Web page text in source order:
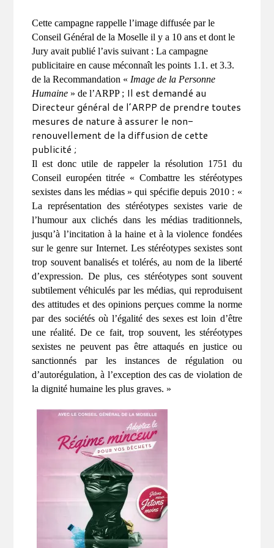
Cette campagne rappelle l’image diffusée par le
Conseil Général de la Moselle il y a 10 ans et dont le
Jury avait publié l’avis suivant : La campagne
publicitaire en cause méconnaît les points 1.1. et 3.3.
de la Recommandation « Image de la Personne
Humaine » de l’ARPP ; Il est demandé au
Directeur général de l’ARPP de prendre toutes
mesures de nature à assurer le non-
renouvellement de la diffusion de cette
publicité ;
Il estdoncutile de rappeler la résolution 1751 du
Conseil européen titrée « Combattre les stéréotypes
sexistes dans les médias » qui spécifie depuis 2010 : «
La représentation des stéréotypes sexistes varie de
l’humour aux clichés dans les médias traditionnels,
jusqu’à l’incitation à la haine et à la violence fondées
sur le genre sur Internet. Les stéréotypes sexistes sont
trop souvent banalisés et tolérés, au nom de la liberté
d’expression. De plus, ces stéréotypes sont souvent
subtilement véhiculés par les médias, qui reproduisent
des attitudes et des opinions perçues comme la norme
par des sociétés où l’égalité des sexes est loin d’être
une réalité. De ce fait, trop souvent, les stéréotypes
sexistes ne peuvent pas être attaqués en justice ou
sanctionnés par les instances de régulation ou
d’autorégulation, à l’exception des cas de violation de
la dignité humaine les plus graves. »